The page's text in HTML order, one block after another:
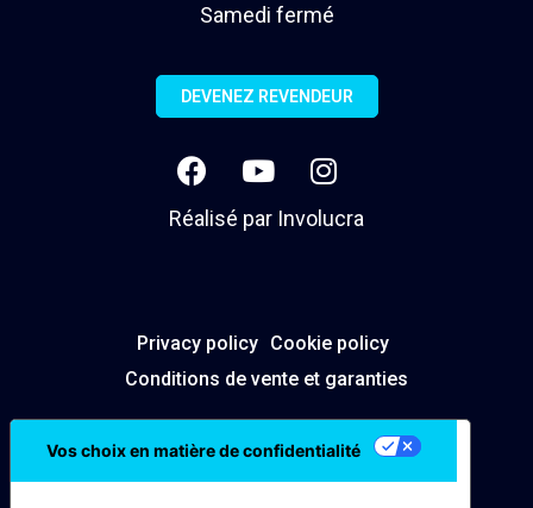
Samedi fermé
DEVENEZ REVENDEUR
Réalisé par Involucra
Privacy policy Cookie policy
Conditions de vente et garanties
Vos choix en matière de confidentialité